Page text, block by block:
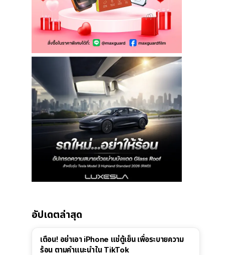
อัปเดตล่าสุด
เตือน! อย่าเอา iPhone แช่ตู้เย็น เพื่อระบายความ
ร้อน ตามคำแนะนำใน TikTok